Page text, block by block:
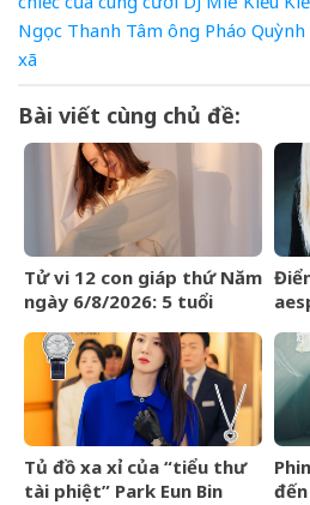
Ngọc Thanh Tâm ông Pháo Quỳnh
xã
Bài viết cùng chủ đề:
Tử vi 12 con giáp thứ Năm
ngày 6/8/2026: 5 tuổi
Tủ đồ xa xỉ của “tiểu thư
tài phiệt” Park Eun Bin